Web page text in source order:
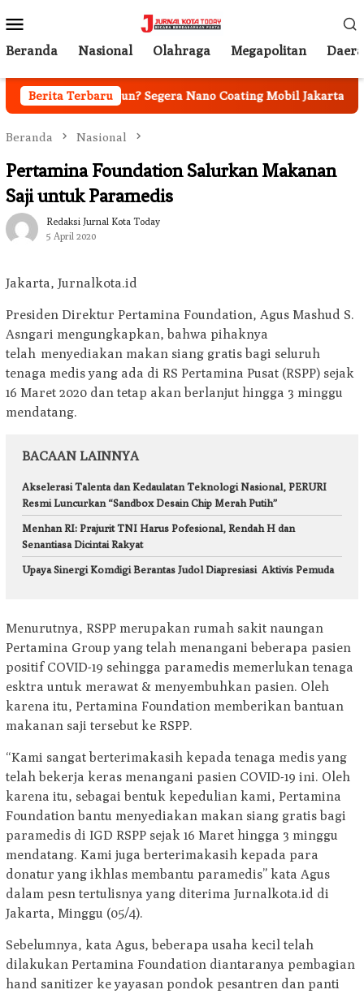
ke
kontenMobile
Beranda Nasional Olahraga Megapolitan
Berita Terbaru
Bertahun-tahun? Segera Nano Coating Mobil Jakarta
Beranda Nasional
Pertamina Foundation Salurkan Makanan
Saji untuk Paramedis
Redaksi Jurnal Kota Today
5 April 2020
Jakarta, Jurnalkota.id
Presiden Direktur Pertamina Foundation, Agus Mashud S.
Asngari mengungkapkan, bahwa pihaknya
telah menyediakan makan siang gratis bagi seluruh
tenaga medis yang ada di RS Pertamina Pusat (RSPP) sejak
16 Maret 2020 dan tetap akan berlanjut hingga 3 minggu
mendatang.
BACAAN LAINNYA
Akselerasi Talenta dan Kedaulatan Teknologi Nasional, PERURI
Resmi Luncurkan “Sandbox Desain Chip Merah Putih”
Menhan RI: Prajurit TNI Harus Pofesional, Rendah H dan
Senantiasa Dicintai Rakyat
Upaya Sinergi Komdigi Berantas Judol Diapresiasi Aktivis Pemuda
Menurutnya, RSPP merupakan rumah sakit naungan
Pertamina Group yang telah menangani beberapa pasien
positif COVID-19 sehingga paramedis memerlukan tenaga
esktra untuk merawat & menyembuhkan pasien. Oleh
karena itu, Pertamina Foundation memberikan bantuan
makanan saji tersebut ke RSPP.
“Kami sangat berterimakasih kepada tenaga medis yang
telah bekerja keras menangani pasien COVID-19 ini. Oleh
karena itu, sebagai bentuk kepedulian kami, Pertamina
Foundation bantu menyediakan makan siang gratis bagi
paramedis di IGD RSPP sejak 16 Maret hingga 3 minggu
mendatang. Kami juga berterimakasih kepada para
donatur yang ikhlas membantu paramedis” kata Agus
dalam pesn tertulisnya yang diterima Jurnalkota.id di
Jakarta, Minggu (05/4).
Sebelumnya, kata Agus, beberapa usaha kecil telah
dilakukan Pertamina Foundation diantaranya pembagian
hand sanitizer ke yayasan pondok pesantren dan panti